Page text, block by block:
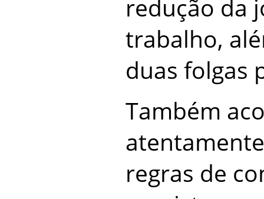
redução da
trabalho,
duas folgas
Também
regras de